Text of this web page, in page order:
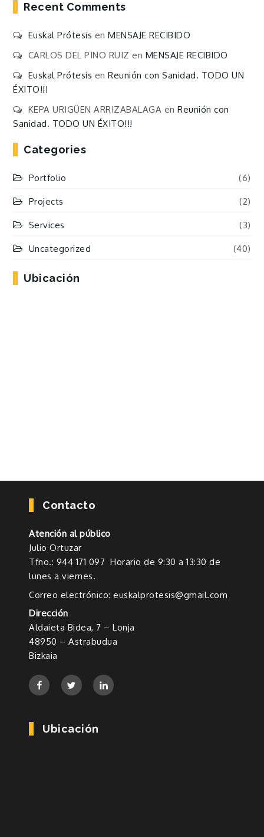
Recent Comments
Euskal Prótesis enMENSAJE RECIBIDO
CARLOS DEL PINO RUIZ en MENSAJE RECIBIDO
Euskal Prótesis enReunión con Sanidad. TODO UN
ÉXITO!!!
KEPA URIGÜEN ARRIZABALAGA enReunión con
Sanidad. TODO UN ÉXITO!!!
Categories
Portfolio (6)
Projects (2)
Services (3)
Uncategorized (40)
Ubicación
Contacto
Atención al público
Julio Ortuzar
Tfno.: 944 171 097 Horario de 9:30 a 13:30 de
lunes a viernes.
Correo electrónico: euskalprotesis@gmail.com
Dirección
Aldaieta Bidea, 7 – Lonja
48950 – Astrabudua
Bizkaia
Ubicación